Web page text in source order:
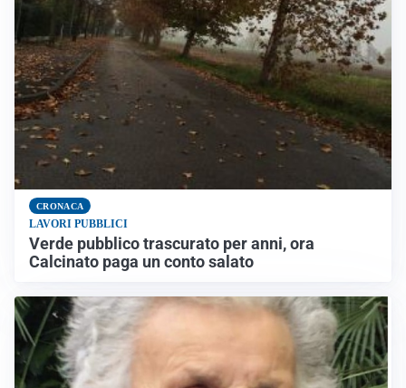
CRONACA
LAVORI PUBBLICI
Verde pubblico trascurato per anni, ora
Calcinato paga un conto salato